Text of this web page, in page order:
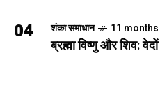
04 शंका समाधान 11
ब्रह्मा विष्णु और शिव: